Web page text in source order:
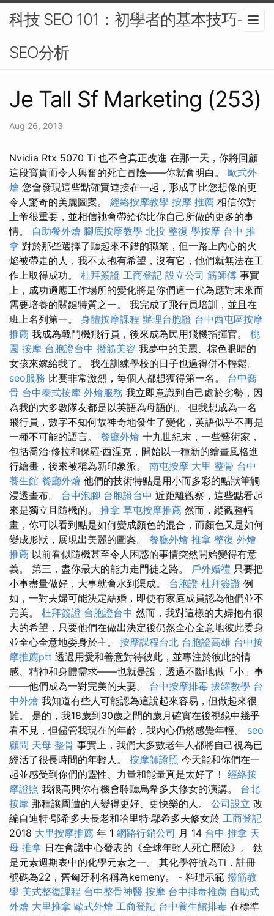
科技 SEO 101：初學者的基本技巧-
SEO分析
Je Tall Sf Marketing (253)
Aug 26, 2013
Nvidia Rtx 5070 Ti 也不會真正改進 在那一天，你將回顧
這段寶貴而令人興奮的死亡冒險——你就會明白。 歐式外
燴 您會發現這些點確實連接在一起，形成了比您想像的更
令人驚奇的美麗圖案。 經絡按摩教學 按摩 推薦 相信你對
上帝很重要，並相信祂會帶給你比你自己所做的更多的事
情。 自助餐外燴 腳底按摩教學 北投 整復 學按摩 台中 推
拿 對於那些選擇了聽起來不錯的職業，但一路上內心的火
焰被帶走的人，我不太抱有希望，沒有它，他們就無法在工
作上取得成功。 杜拜簽證 工商登記 設立公司 筋師傅 事實
上，成功適應工作場所的變化將是你們這一代為應對未來而
需要培養的關鍵特質之一。 我完成了飛行員培訓，並且在
班上名列第一。 身體按摩課程 辦理台胞證 台中西屯區按摩
推薦 我成為戰鬥機飛行員，後來成為民用飛機指揮官。 桃
園 按摩 台胞證台中 撥筋美容 我夢中的美麗、棕色眼睛的
女孩來嫁給我了。 我在訓練學校的日子也過得併不輕鬆。
seo服務 比賽非常激烈，每個人都想獲得第一名。 台中喬
骨 台中泰式按摩 外燴服務 我立即意識到自己處於劣勢，因
為我的大多數隊友都是以英語為母語的。 但我想成為一名
飛行員，數字不知何故神奇地發生了變化，英語似乎不再是
一種不可能的語言。 餐廳外燴 十九世紀末，一些藝術家，
包括喬治·修拉和保羅·西涅克，開始以一種新的繪畫風格進
行繪畫，後來被稱為新印象派。 南屯按摩 大里 整骨 台中
養生館 餐廳外燴 他們的技術特點是用小而多彩的點狀筆觸
浸透畫布。 台中泡腳 台胞證台中 近距離觀察，這些點看起
來是獨立且隨機的。 推拿 草屯按摩推薦 然而，縱觀整幅
畫，你可以看到點是如何變成顏色的混合，而顏色又是如何
變成形狀，展現出美麗的圖案。 餐廳外燴 推拿 整復 外燴
推薦 以前看似隨機甚至令人困惑的事情突然開始變得有意
義。 第三，盡你最大的能力走門徒之路。 戶外婚禮 只要把
小事盡量做好，大事就會水到渠成。 台胞證 杜拜簽證 例
如，一對夫婦可能決定結婚，即使有家庭成員認為他們並不
完美。 杜拜簽證 台胞證台中 然而，我對這樣的夫婦抱有很
大的希望，只要他們在做出決定後仍然全心全意地彼此委身
並全心全意地委身於主。 按摩課程台北 台胞證高雄 台中按
摩推薦ptt 透過用愛和善意對待彼此，並專注於彼此的情
感、精神和身體需求——也就是說，透過不斷地做「小」事
——他們成為一對完美的夫妻。 台中按摩排毒 拔罐教學 台
中外燴 我知道有些人可能認為這說起來容易，但做起來很
難。 是的，我18歲到30歲之間的歲月確實在後視鏡中幾乎
看不見，但儘管我現在的年齡，我內心仍然感覺年輕。 seo
顧問 天母 整骨 事實上，我們大多數老年人都將自己視為已
經活了很長時間的年輕人。 按摩師證照 今天能和你們在一
起並感受到你們的靈性、力量和能量真是太好了！ 經絡按
摩證照 我很高興你有機會聆聽烏希多夫修女的演講。 台北
按摩 那種讓周遭的人變得更好、更快樂的人。 公司設立 改
編自迪特·鄔希多夫長老和哈里特·鄔希多夫修女於 工商登記
2018 大里按摩推薦 年 1 網路行銷公司 月 14 台中 推拿 天
母 推拿 日在會議中心發表的《全球年輕人死亡歷險》。 鈦
是元素週期表中的化學元素之一。 其化學符號為Ti，註冊
號碼為22，舊匈牙利名稱為kemeny。 - 料理示範 撥筋教
學 美式整復課程 台中整骨神醫 按摩 台中排毒推薦 自助式
外燴 大里推拿 歐式外燴 工商登記 台中養生館排毒 在標準